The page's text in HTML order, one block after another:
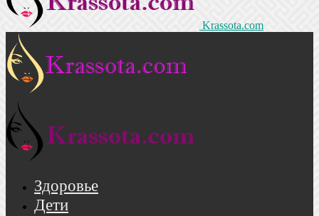
Krassota.com
Здоровье
Дети